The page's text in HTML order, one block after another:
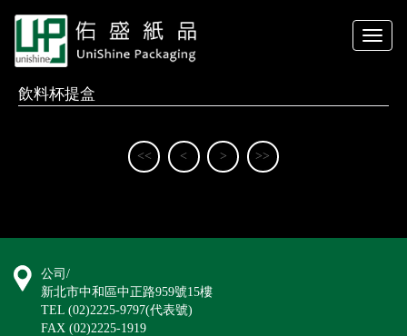
Toggle
飲料杯提盒
<< < > >>
公司/
新北市中和區中正路959號15樓
TEL (02)2225-9797(代表號)
FAX (02)2225-1919